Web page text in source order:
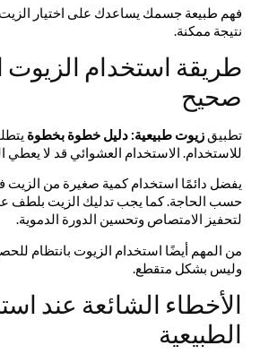
فهم طبيعة جسمك يساعدك على اختيار الزيت
نتيجة ممكنة.
طريقة استخدام الزيوت
صحيح
تطبيقزيوت طبيعية: دليل خطوة بخطوةيتطلب
للاستخدام. الاستخدام العشوائي قد لا يعطي
يفضل دائمًا استخدام كمية صغيرة من الزيت في
حسب الحاجة. كما يجب تدليك الزيت بلطف على
لتحفيز الامتصاص وتحسين الدورة الدموية.
من المهم أيضًا استخدام الزيوت بانتظام
وليس بشكل متقطع.
الأخطاء الشائعة عند
الطبيعية